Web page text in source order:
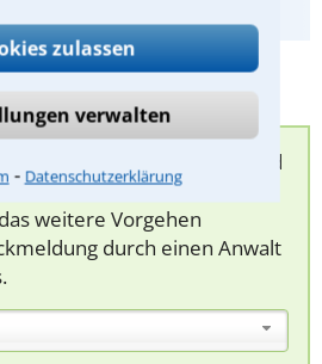
zulassen
verwalten
⁃ Datenschutzerklärung
Fall schildern. Anschließend
Rechtsanwälte bei
weitere Vorgehen
durch einen Anwalt